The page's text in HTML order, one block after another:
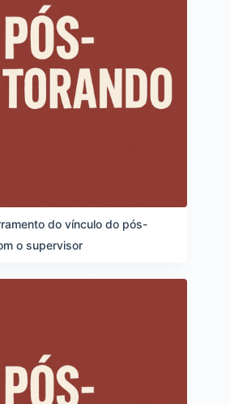
do vínculo do pós-
o supervisor